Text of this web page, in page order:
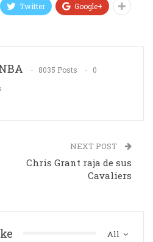
Twitter Google+
8035 Posts
0
NEXT POST
Chris Grant raja de sus
Cavaliers
All